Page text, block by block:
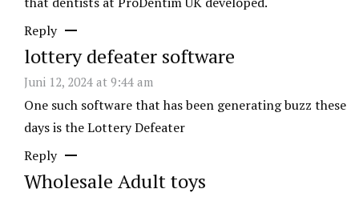
Reply
lottery defeater software
Juni 12, 2024 at 9:44 am
One such software that has been generating buzz these
days is the Lottery Defeater
Reply
Wholesale Adult toys